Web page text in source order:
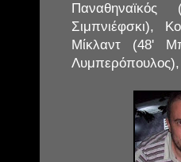
Σιμπνιέφσκι),
Μίκλαντ (48'
Λυμπερόπουλος),